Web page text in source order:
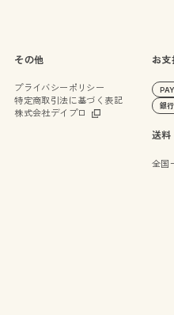
その他
プライバシーポリシー
特定商取引法に基づく表記
株式会社デイプロ
お支
銀
送料
全国